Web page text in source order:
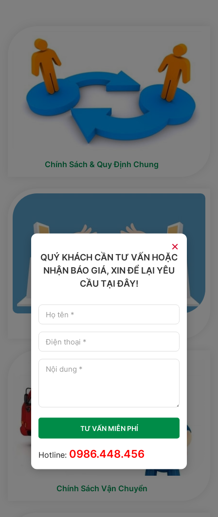
Chính Sách & Quy Định Chung
Chính Sách Vận Chuyển
×
QUÝ KHÁCH CẦN TƯ VẤN HOẶC
NHẬN BÁO GIÁ, XIN ĐỂ LẠI YÊU
CẦU TẠI ĐÂY!
TƯ VẤN MIỄN PHÍ
Hotline: 0986.448.456